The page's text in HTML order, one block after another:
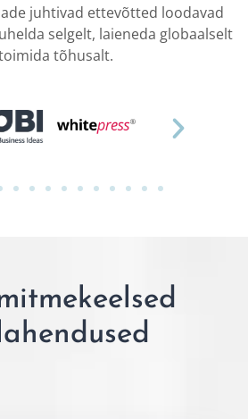
juhtivad ettevõtted loodavad
selgelt, laieneda globaalselt
tõhusalt.